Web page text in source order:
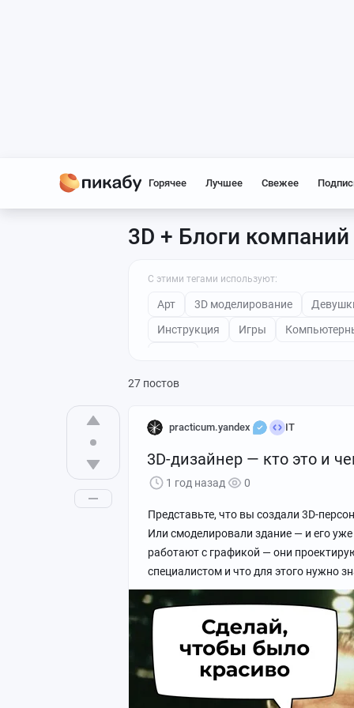
Горячее Лучшее Свежее
3D + Блоги компаний
С этими тегами используют:
Арт 3D моделирование
Инструкция
Игры
27 постов
practicum.yandex IT
3D-дизайнер — кто это и
1 год назад 0
Представьте, что вы создали 3D-
Или смоделировали здание — и его
работают с графикой — они
специалистом и что для этого нужно